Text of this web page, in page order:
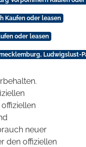
Kaufen oder leasen
oder leasen
Ludwigslust-
neuer
den offiziellen